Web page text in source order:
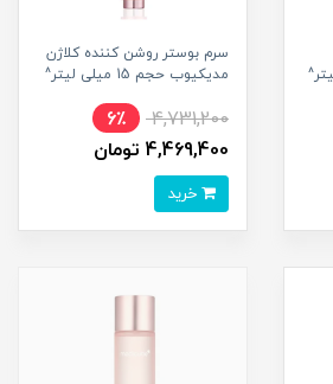
سرم بوستر روشن کننده کلاژن
مدیکیوب حجم 15 میلی لیتر^
4,731,200
6٪
4,469,400 تومان